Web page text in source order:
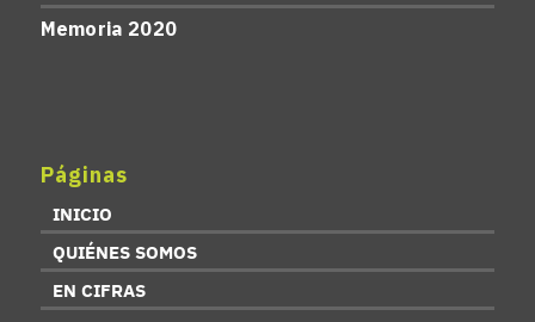
Memoria 2020
Páginas
INICIO
QUIÉNES SOMOS
EN CIFRAS